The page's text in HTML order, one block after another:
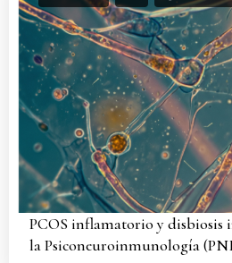
PCOS inflamatorio y disbiosis
la Psiconeuroinmunología